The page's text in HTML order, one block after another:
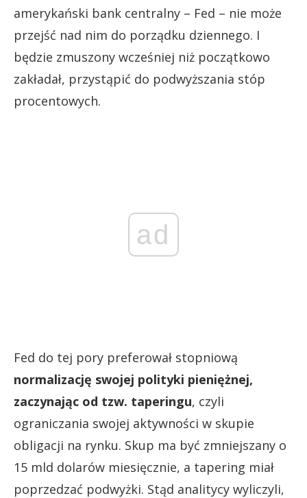
amerykański bank centralny – Fed – nie może
przejść nad nim do porządku dziennego. I
będzie zmuszony wcześniej niż początkowo
zakładał, przystąpić do podwyższania stóp
procentowych.
ad
Fed do tej pory preferował stopniową
normalizację swojej polityki pieniężnej,
zaczynając od tzw. taperingu, czyli
ograniczania swojej aktywności w skupie
obligacji na rynku. Skup ma być zmniejszany o
15 mld dolarów miesięcznie, a tapering miał
poprzedzać podwyżki. Stąd analitycy wyliczyli,